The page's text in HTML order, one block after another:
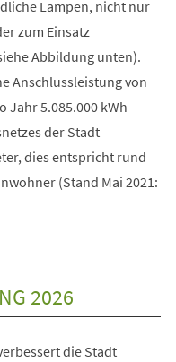
Lampen, nicht nur
zum Einsatz
Abbildung unten).
Anschlussleistung von
Jahr 5.085.000 kWh
der Stadt
dies entspricht rund
(Stand Mai 2021:
2026
die Stadt